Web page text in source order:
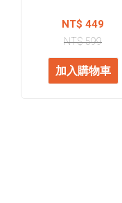
NT$ 449
NT$ 599
加入購物車